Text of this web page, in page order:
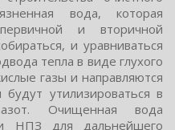
вода, которая
и вторичной
и уравниваться
тепла в виде глухого
газы и направляются
утилизироваться в
Очищенная вода
НПЗ для дальнейшего